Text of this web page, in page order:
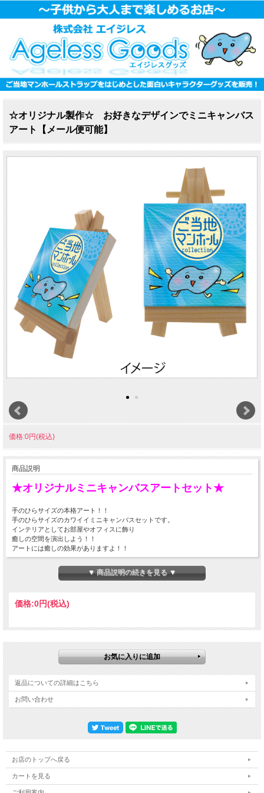
☆オリジナル製作☆ お好きなデザインでミニキャンバス
アート【メール便可能】
価格:0円(税込)
商品説明
★オリジナルミニキャンバスアートセット★
手のひらサイズの本格アート！！
手のひらサイズのカワイイミニキャンバスセットです。
インテリアとしてお部屋やオフィスに飾り
癒しの空間を演出しよう！！
アートには癒しの効果がありますよ！！
デザイン料込み
■キャンバスサイズ：約40×40ｍｍ
■全体サイズ：約40×75ｈｍｍ
■材 質：木材/紙
★最小ロット：100枚～
▼ 商品説明の続きを見る ▼
価格:0円(税込)
返品についての詳細はこちら
お問い合わせ
お店のトップへ戻る
カートを見る